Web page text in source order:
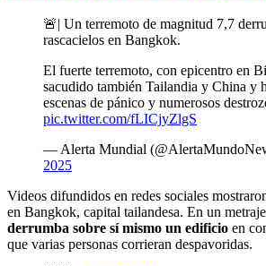
🚨| Un terremoto de magnitud 7,7
rascacielos en Bangkok.
El fuerte terremoto, con epicentro en
sacudido también Tailandia y China y
escenas de pánico y numerosos
pic.twitter.com/fLICjyZlgS
— Alerta Mundial
2025
Videos difundidos en redes sociales
en Bangkok, capital tailandesa. En un
derrumba sobre sí mismo un edificio en
que varias personas corrieran despavoridas.